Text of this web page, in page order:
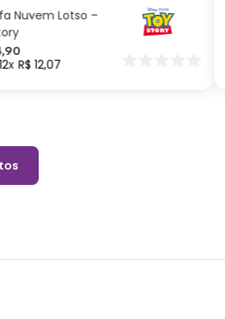
Térmica: 24h
Cuidados e
Nuvem Lotso –
,90
R$ 12,07